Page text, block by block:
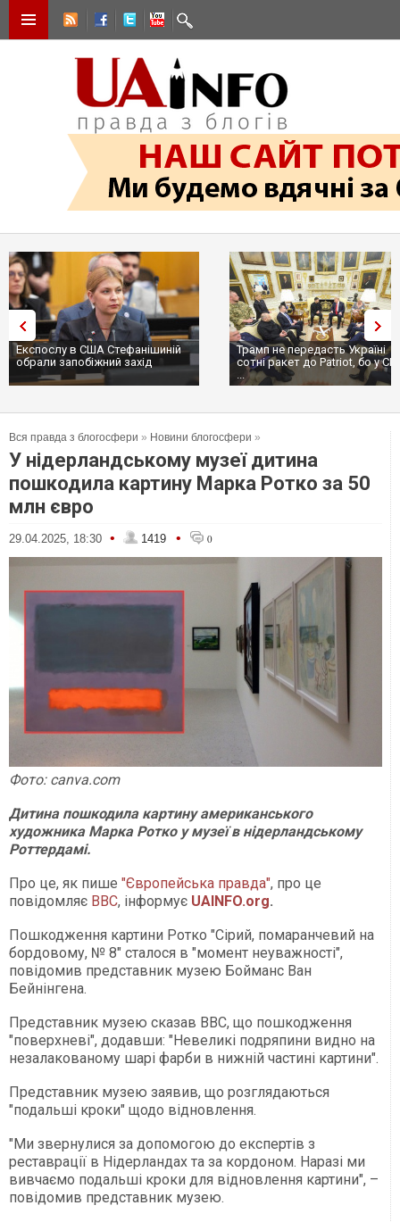
Експослу в США Стефанішиній
обрали запобіжний захід
Трамп не передасть Україні
сотні ракет до Patriot, бо у США
Вся правда з блогосфери » Новини блогосфери »
У нідерландському музеї дитина
пошкодила картину Марка Ротко за 50
млн євро
29.04.2025, 18:30 • 1419 • 0
Фото: canva.com
Дитина пошкодила картину американського
художника Марка Ротко у музеї в нідерландському
Роттердамі.
Про це, як пише "Європейська правда", про це
повідомляє BBC, інформує UAINFO.org.
Пошкодження картини Ротко "Сірий, помаранчевий на
бордовому, № 8" сталося в "момент неуважності",
повідомив представник музею Бойманс Ван
Бейнінгена.
Представник музею сказав BBC, що пошкодження
"поверхневі", додавши: "Невеликі подряпини видно на
незалакованому шарі фарби в нижній частині картини".
Представник музею заявив, що розглядаються
"подальші кроки" щодо відновлення.
"Ми звернулися за допомогою до експертів з
реставрації в Нідерландах та за кордоном. Наразі ми
вивчаємо подальші кроки для відновлення картини", –
повідомив представник музею.